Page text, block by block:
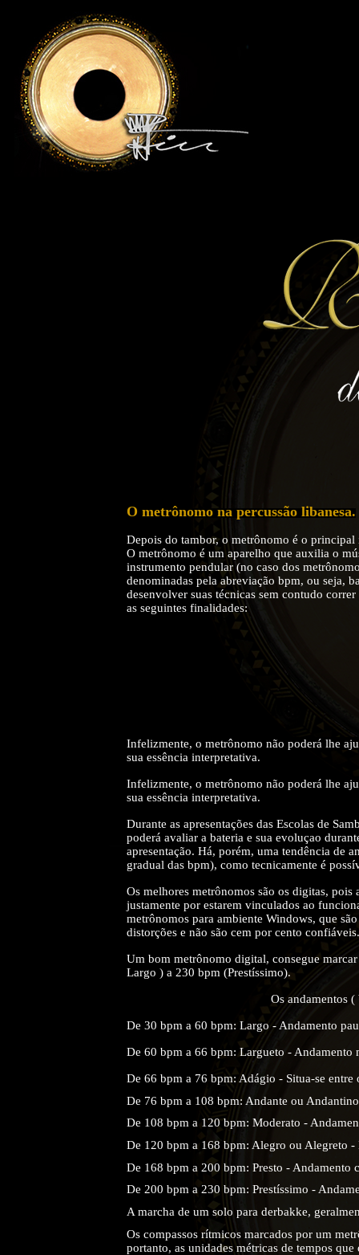
O metrônomo na percussão libanesa.
Depois do tambor, o metrônomo é o
O metrônomo é um aparelho que auxilia o
instrumento pendular (no caso dos
denominadas pela abreviação bpm, ou seja,
desenvolver suas técnicas sem contudo
as seguintes finalidades:
Infelizmente, o metrônomo não poderá lhe
sua essência interpretativa.
Infelizmente, o metrônomo não poderá lhe
sua essência interpretativa.
Durante as apresentações das Escolas de
poderá avaliar a bateria e sua evoluçao
apresentação. Há, porém, uma tendência de
gradual das bpm), como tecnicamente é
Os melhores metrônomos são os digitas,
justamente por estarem vinculados ao
metrônomos para ambiente Windows, que
distorções e não são cem por cento confiáveis.
Um bom metrônomo digital, consegue
Largo ) a 230 bpm (Prestíssimo).
Os andamentos
De 30 bpm a 60 bpm: Largo - Andamento
De 60 bpm a 66 bpm: Largueto - Andamento
De 66 bpm a 76 bpm: Adágio - Situa-se entre
De 76 bpm a 108 bpm: Andante ou
De 108 bpm a 120 bpm: Moderato -
De 120 bpm a 168 bpm: Alegro ou Alegreto -
De 168 bpm a 200 bpm: Presto - Andamento
De 200 bpm a 230 bpm: Prestíssimo -
A marcha de um solo para derbakke,
Os compassos rítmicos marcados por um
portanto, as unidades métricas de tempos